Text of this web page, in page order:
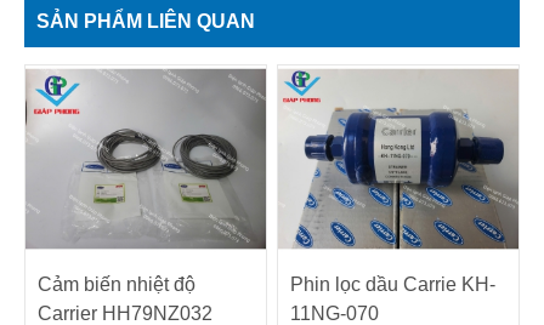
SẢN PHẨM LIÊN QUAN
Cảm biến nhiệt độ
Carrier HH79NZ032
Phin lọc dầu Carrie KH-
11NG-070